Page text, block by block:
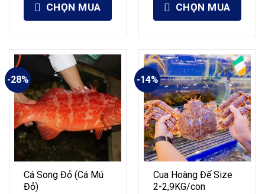
CHỌN MUA CHỌN MUA
-28%
Cá Song Đỏ (Cá Mú
Đỏ)
-14%
Cua Hoàng Đế Size
2-2,9KG/con